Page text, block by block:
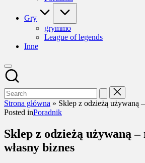
Gry
grymmo
League of legends
Inne
Strona główna » Sklep z odzieżą używaną
Posted inPoradnik
Sklep z odzieżą używaną
własny biznes